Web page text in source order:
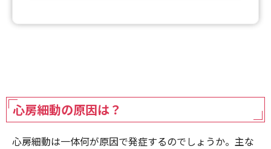
心房細動の原因は？
心房細動は一体何が原因で発症するのでしょうか。主な